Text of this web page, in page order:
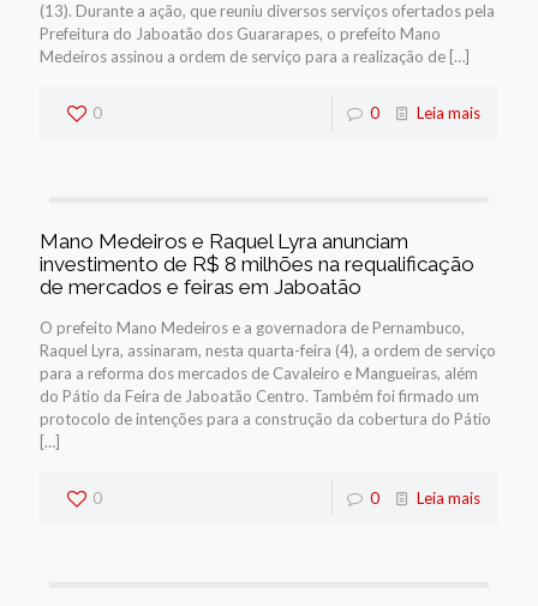
(13). Durante a ação, que reuniu diversos serviços ofertados pela
Prefeitura do Jaboatão dos Guararapes, o prefeito Mano
Medeiros assinou a ordem de serviço para a realização de […]
0 0 Leia mais
Mano Medeiros e Raquel Lyra anunciam
investimento de R$ 8 milhões na requalificação
de mercados e feiras em Jaboatão
O prefeito Mano Medeiros e a governadora de Pernambuco,
Raquel Lyra, assinaram, nesta quarta-feira (4), a ordem de serviço
para a reforma dos mercados de Cavaleiro e Mangueiras, além
do Pátio da Feira de Jaboatão Centro. Também foi firmado um
protocolo de intenções para a construção da cobertura do Pátio
[…]
0 0 Leia mais